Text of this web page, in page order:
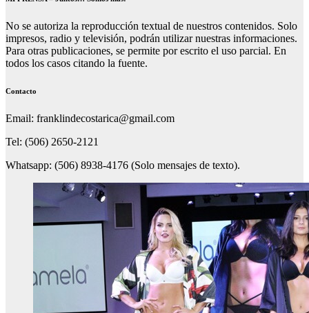
No se autoriza la reproducción textual de nuestros contenidos. Solo
impresos, radio y televisión, podrán utilizar nuestras informaciones.
Para otras publicaciones, se permite por escrito el uso parcial. En
todos los casos citando la fuente.
Contacto
Email: franklindecostarica@gmail.com
Tel: (506) 2650-2121
Whatsapp: (506) 8938-4176 (Solo mensajes de texto).